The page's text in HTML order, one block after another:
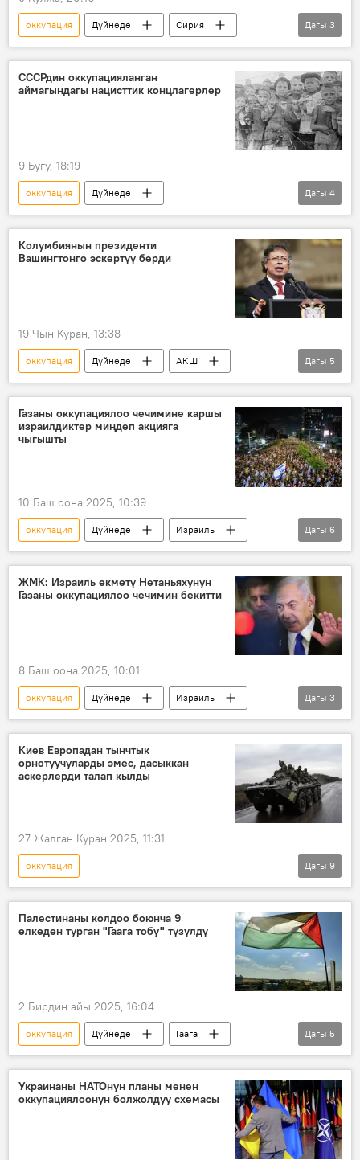
оккупация Дүйнөдө
Сирия
Израиль
Голан дөңсөөсү Видео
Дагы 3
СССРдин оккупацияланган
аймагындагы нацисттик концлагерлер
9 Бугу, 18:19
оккупация
Дүйнөдө
Улуу Ата Мекендик согуш
СССР
Германия
концлагерь
Дагы 4
Колумбиянын президенти
Вашингтонго эскертүү берди
19 Чын Куран, 13:38
оккупация Дүйнөдө
АКШ
Колумбия
Дональд Трамп
тарых
эскертүү
Геосаясат
Дагы 5
Газаны оккупациялоо чечимине каршы
израилдиктер миңдеп акцияга
чыгышты
10 Баш оона 2025, 10:39
оккупация Дүйнөдө
Израиль
Газа сектору
Биньямин Нетаньяху
акция
тирешүү
Дагы 6
ЖМК: Израиль өкмөтү Нетаньяхунун
Газаны оккупациялоо чечимин бекитти
8 Баш оона 2025, 10:01
оккупация Дүйнөдө
Израиль
Газа сектору
көзөмөл
Биньямин Нетаньяху
Дагы 3
Киев Европадан тынчтык
орнотуучуларды эмес, дасыккан
аскерлерди талап кылды
27 Жалган Куран 2025, 11:31
оккупация
Россиянын Донбассты коргоо боюнча атайын операциясы
Украина
тынчтык орнотуучу
Куралдуу күчтөр
Дагы 9
Палестинаны колдоо боюнча 9
өлкөдөн турган "Гаага тобу" түзүлдү
2 Бирдин айы 2025, 16:04
оккупация Дүйнөдө
Гаага
Боливия
Палестина
Израиль
көз карандысыздык
Дагы 5
Украинаны НАТОнун планы менен
оккупациялоонун болжолдуу схемасы